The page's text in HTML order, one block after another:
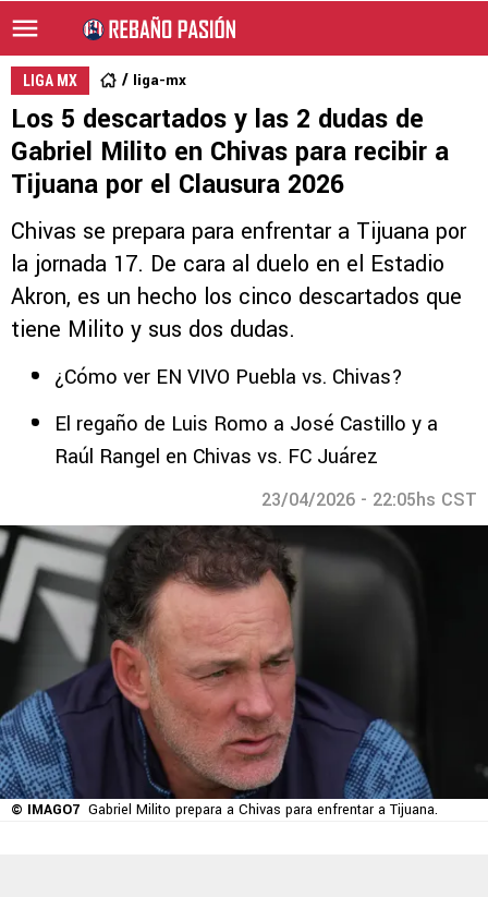
LIGA MX liga-mx
Los 5 descartados y las 2 dudas de
Gabriel Milito en Chivas para recibir a
Tijuana por el Clausura 2026
Chivas se prepara para enfrentar a Tijuana por
la jornada 17. De cara al duelo en el Estadio
Akron, es un hecho los cinco descartados que
tiene Milito y sus dos dudas.
¿Cómo ver EN VIVO Puebla vs. Chivas?
El regaño de Luis Romo a José Castillo y a
Raúl Rangel en Chivas vs. FC Juárez
23/04/2026 - 22:05hs CST
© IMAGO7 Gabriel Milito prepara a Chivas para enfrentar a Tijuana.